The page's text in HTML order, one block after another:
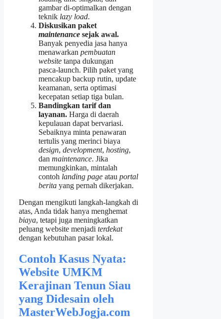
gambar di‑optimalkan dengan
teknik lazy load.
Diskusikan paket
maintenance sejak awal.
Banyak penyedia jasa hanya
menawarkan pembuatan
website tanpa dukungan
pasca‑launch. Pilih paket yang
mencakup backup rutin, update
keamanan, serta optimasi
kecepatan setiap tiga bulan.
Bandingkan tarif dan
layanan. Harga di daerah
kepulauan dapat bervariasi.
Sebaiknya minta penawaran
tertulis yang merinci biaya
design, development, hosting,
dan maintenance. Jika
memungkinkan, mintalah
contoh landing page atau portal
berita yang pernah dikerjakan.
Dengan mengikuti langkah‑langkah di
atas, Anda tidak hanya menghemat
biaya, tetapi juga meningkatkan
peluang website menjadi terdekat
dengan kebutuhan pasar lokal.
Contoh Kasus Nyata:
Website UMKM
Kerajinan Tenun Siau
yang Didesain oleh
MasterWebJogja.com